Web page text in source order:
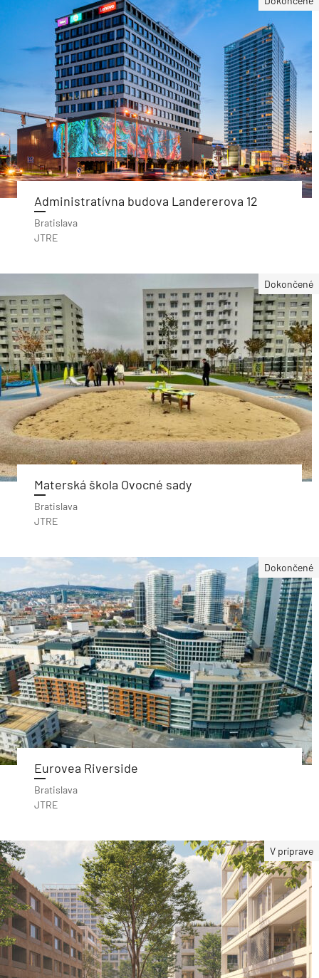
Administratívna budova Landererova 12
Bratislava
JTRE
Dokončené
Materská škola Ovocné sady
Bratislava
JTRE
Dokončené
Eurovea Riverside
Bratislava
JTRE
V príprave